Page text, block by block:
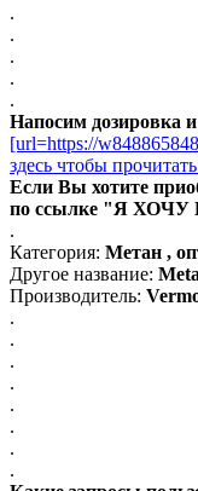
.
.
.
.
.
Напосим дозировка
[url=https://
здесь чтобы
Если Вы хотите
по ссылке "Я
.
Категория: Метан ,
Другое название:
Производитель:
.
.
.
.
.
.
.
.